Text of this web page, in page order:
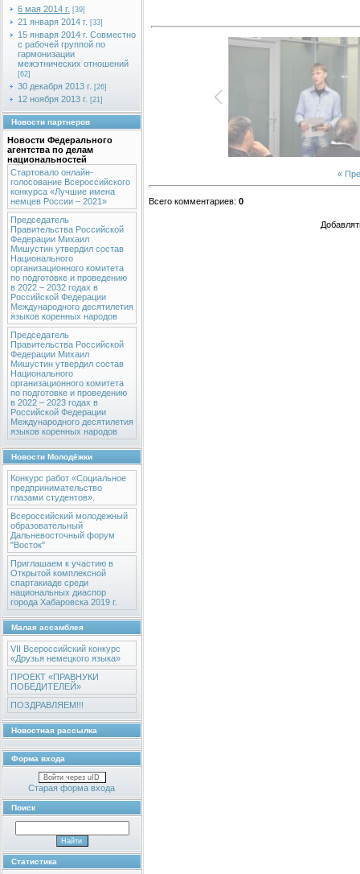
6 мая 2014 г. [39]
21 января 2014 г. [33]
15 января 2014 г. Совместно
с рабочей группой по
гармонизации
межэтнических отношений
[62]
30 декабря 2013 г. [26]
12 ноября 2013 г. [21]
Новости партнеров
Новости Федерального
агентства по делам
национальностей
Стартовало онлайн-
голосование Всероссийского
конкурса «Лучшие имена
немцев России – 2021»
Председатель
Правительства Российской
Федерации Михаил
Мишустин утвердил состав
Национального
организационного комитета
по подготовке и проведению
в 2022 – 2032 годах в
Российской Федерации
Международного десятилетия
языков коренных народов
Председатель
Правительства Российской
Федерации Михаил
Мишустин утвердил состав
Национального
организационного комитета
по подготовке и проведению
в 2022 – 2023 годах в
Российской Федерации
Международного десятилетия
языков коренных народов
Новости Молодёжки
Конкурс работ «Социальное
предпринимательство
глазами студентов».
Всероссийский молодежный
образовательный
Дальневосточный форум
"Восток"
Приглашаем к участию в
Открытой комплексной
спартакиаде среди
национальных диаспор
города Хабаровска 2019 г.
Малая ассамблея
VII Всероссийский конкурс
«Друзья немецкого языка»
ПРОЕКТ «ПРАВНУКИ
ПОБЕДИТЕЛЕЙ»
ПОЗДРАВЛЯЕМ!!!
Новостная рассылка
Форма входа
Войти через uID
Старая форма входа
Поиск
Статистика
«
Всего комментариев: 0